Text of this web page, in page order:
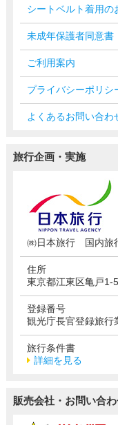
シートベルト着用の
未成年保護者同意書
ご利用案内
プライバシーポリシ
よくあるお問い合わ
旅行企画・実施
㈱日本旅行 国内旅
住所
東京都江東区亀戸1-
登録番号
観光庁長官登録旅行
旅行条件書
詳細を見る
販売会社・お問い合